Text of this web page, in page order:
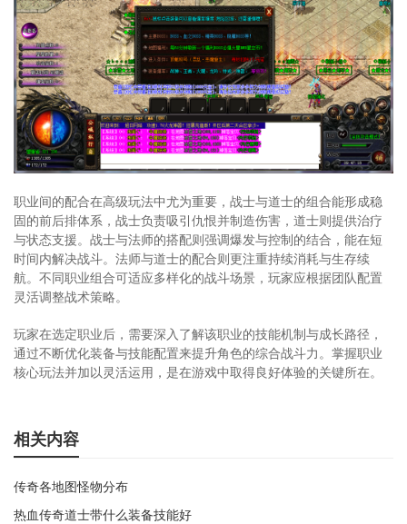
职业间的配合在高级玩法中尤为重要，战士与道士的组合能形成稳
固的前后排体系，战士负责吸引仇恨并制造伤害，道士则提供治疗
与状态支援。战士与法师的搭配则强调爆发与控制的结合，能在短
时间内解决战斗。法师与道士的配合则更注重持续消耗与生存续
航。不同职业组合可适应多样化的战斗场景，玩家应根据团队配置
灵活调整战术策略。
玩家在选定职业后，需要深入了解该职业的技能机制与成长路径，
通过不断优化装备与技能配置来提升角色的综合战斗力。掌握职业
核心玩法并加以灵活运用，是在游戏中取得良好体验的关键所在。
相关内容
传奇各地图怪物分布
热血传奇道士带什么装备技能好